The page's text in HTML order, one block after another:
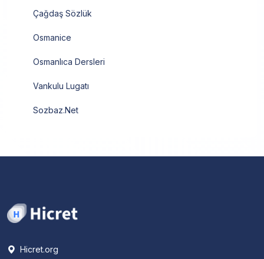
Çağdaş Sözlük
Osmanice
Osmanlıca Dersleri
Vankulu Lugatı
Sozbaz.Net
Hicret.org